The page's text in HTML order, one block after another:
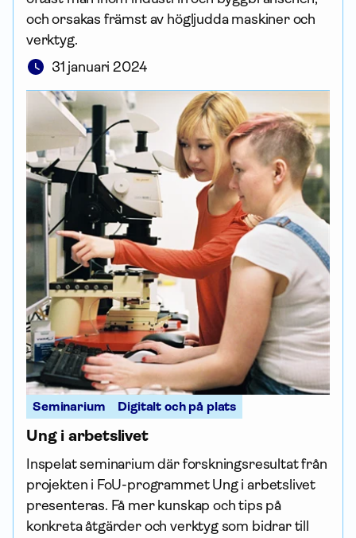
och orsakas främst av högljudda maskiner och
verktyg.
31 januari 2024
Seminarium Digitalt och på plats
Ung i arbetslivet
Inspelat seminarium där forskningsresultat från
projekten i FoU-programmet Ung i arbetslivet
presenteras. Få mer kunskap och tips på
konkreta åtgärder och verktyg som bidrar till